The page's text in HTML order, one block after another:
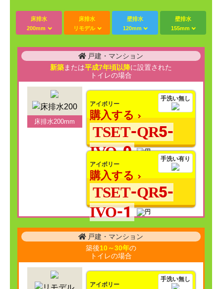
床排水
200mm
床排水
リモデル
壁排水
120mm
壁排水
155mm
戸建・マンション
新築または平成7年頃以降に設置された
トイレの場合
床排水200mm
手洗い無し
アイボリー
購入する
TSET-QR5-
IVO-0
手洗い有り
アイボリー
購入する
TSET-QR5-
IVO-1
戸建・マンション
築後10～30年の
トイレの場合
手洗い無し
アイボリー